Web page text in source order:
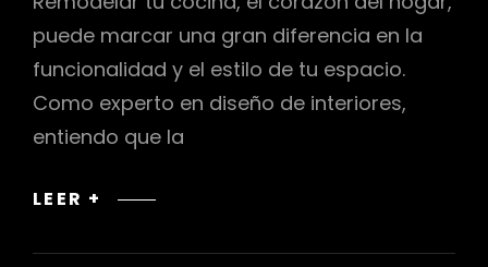
puede marcar una gran diferencia en la
funcionalidad y el estilo de tu espacio.
Como experto en diseño de interiores,
entiendo que la
LEER +
IDEAS
PARA